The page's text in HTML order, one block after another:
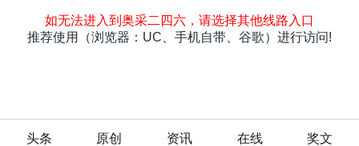
头条 原创 资讯 在线
奖文